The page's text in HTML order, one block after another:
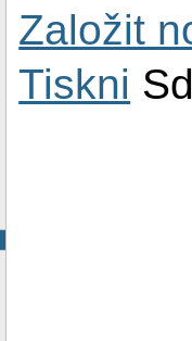
Založit
Tiskni